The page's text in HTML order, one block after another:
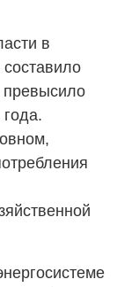
в
превысило